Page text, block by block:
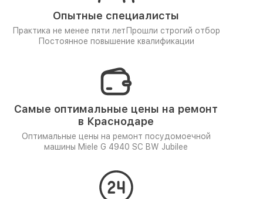
Опытные специалисты
Практика не менее пяти лет Прошли строгий отбор
Постоянное повышение квалификации
Самые оптимальные цены на ремонт
в Краснодаре
Оптимальные цены на ремонт посудомоечной
машины Miele G 4940 SC BW Jubilee